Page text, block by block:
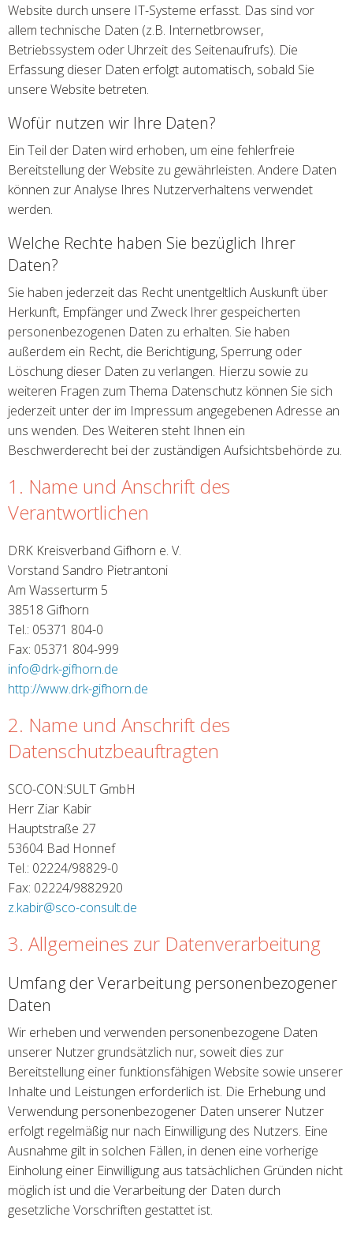
Website durch unsere IT-Systeme erfasst. Das sind vor
allem technische Daten (z.B. Internetbrowser,
Betriebssystem oder Uhrzeit des Seitenaufrufs). Die
Erfassung dieser Daten erfolgt automatisch, sobald Sie
unsere Website betreten.
Wofür nutzen wir Ihre Daten?
Ein Teil der Daten wird erhoben, um eine fehlerfreie
Bereitstellung der Website zu gewährleisten. Andere Daten
können zur Analyse Ihres Nutzerverhaltens verwendet
werden.
Welche Rechte haben Sie bezüglich Ihrer
Daten?
Sie haben jederzeit das Recht unentgeltlich Auskunft über
Herkunft, Empfänger und Zweck Ihrer gespeicherten
personenbezogenen Daten zu erhalten. Sie haben
außerdem ein Recht, die Berichtigung, Sperrung oder
Löschung dieser Daten zu verlangen. Hierzu sowie zu
weiteren Fragen zum Thema Datenschutz können Sie sich
jederzeit unter der im Impressum angegebenen Adresse an
uns wenden. Des Weiteren steht Ihnen ein
Beschwerderecht bei der zuständigen Aufsichtsbehörde zu.
1. Name und Anschrift des
Verantwortlichen
DRK Kreisverband Gifhorn e. V.
Vorstand Sandro Pietrantoni
Am Wasserturm 5
38518 Gifhorn
Tel.: 05371 804-0
Fax: 05371 804-999
info@drk-gifhorn.de
http://www.drk-gifhorn.de
2. Name und Anschrift des
Datenschutzbeauftragten
SCO-CON:SULT GmbH
Herr Ziar Kabir
Hauptstraße 27
53604 Bad Honnef
Tel.: 02224/98829-0
Fax: 02224/9882920
z.kabir@sco-consult.de
3. Allgemeines zur Datenverarbeitung
Umfang der Verarbeitung personenbezogener
Daten
Wir erheben und verwenden personenbezogene Daten
unserer Nutzer grundsätzlich nur, soweit dies zur
Bereitstellung einer funktionsfähigen Website sowie unserer
Inhalte und Leistungen erforderlich ist. Die Erhebung und
Verwendung personenbezogener Daten unserer Nutzer
erfolgt regelmäßig nur nach Einwilligung des Nutzers. Eine
Ausnahme gilt in solchen Fällen, in denen eine vorherige
Einholung einer Einwilligung aus tatsächlichen Gründen nicht
möglich ist und die Verarbeitung der Daten durch
gesetzliche Vorschriften gestattet ist.